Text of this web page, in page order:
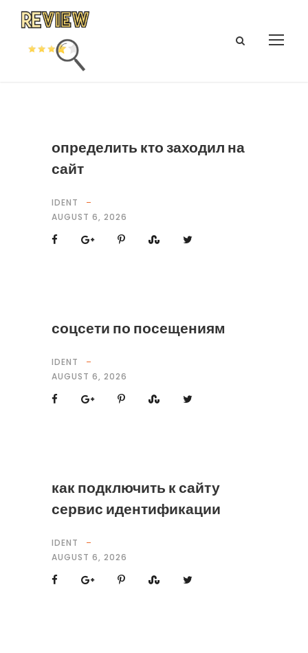
определить кто заходил на
сайт
IDENT
AUGUST 6, 2026
соцсети по посещениям
IDENT
AUGUST 6, 2026
как подключить к сайту
сервис идентификации
IDENT
AUGUST 6, 2026